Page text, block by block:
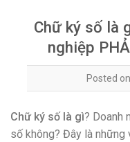
Chữ ký số là
nghiệp
Posted on
Chữ ký số là gì? Doanh
số không? Đây là những